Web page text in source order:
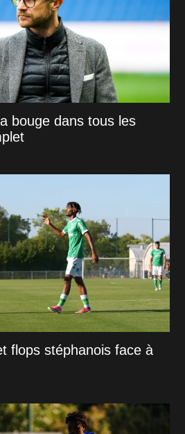
bouge dans tous les
flops stéphanois face à